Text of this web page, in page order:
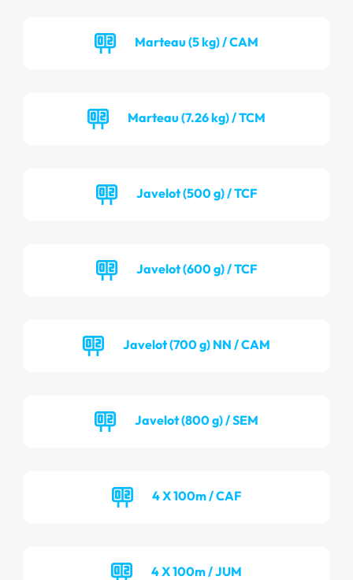
Marteau (5 kg) / CAM
Marteau (7.26 kg) / TCM
Javelot (500 g) / TCF
Javelot (600 g) / TCF
Javelot (700 g) NN / CAM
Javelot (800 g) / SEM
4 X 100m / CAF
4 X 100m / JUM